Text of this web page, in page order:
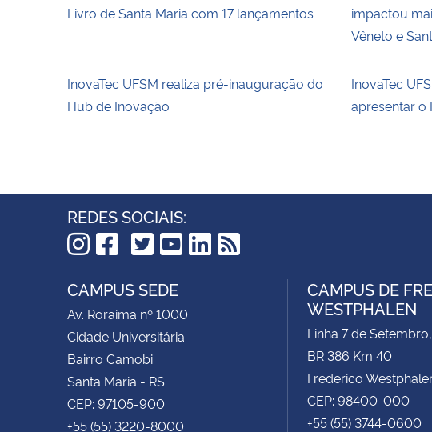
Livro de Santa Maria com 17 lançamentos
impactou
Vêneto e
InovaTec UFSM realiza pré-inauguração do
Hub de Inovação
InovaTec
apresentar o
REDES SOCIAIS:
Instagram
Facebook
TikTok
Twitter
YouTube
LinkedIn
RSS
CAMPUS SEDE
Av. Roraima nº 1000
Cidade Universitária
Bairro Camobi
Santa Maria - RS
CEP: 97105-900
+55 (55) 3220-8000
CAMPUS DE
WESTPHALEN
Linha 7 de
BR 386 Km 40
Frederico
CEP: 98400-000
+55 (55) 3744-0600